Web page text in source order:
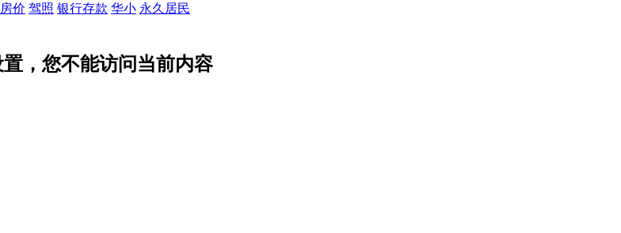
房价 驾照 银行存款 华小 永久居民
，您不能访问当前内容